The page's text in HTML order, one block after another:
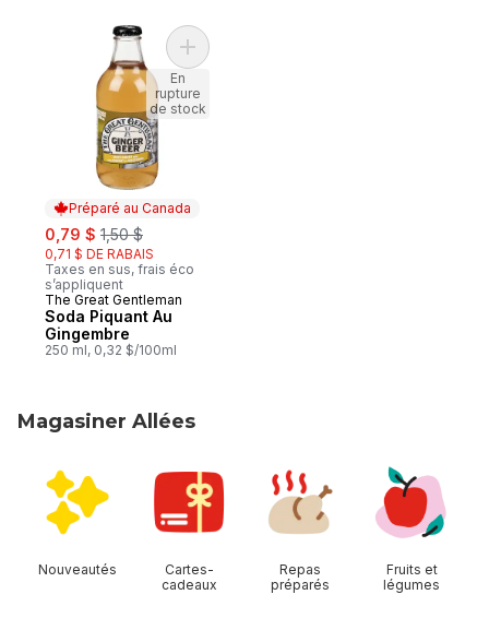
Préparé au Canada
sale:
0,79 $ , formerly:
1,50 $
0,71 $ DE RABAIS
Taxes en sus, frais éco
s’appliquent
Préparé au Canada
The Great Gentleman
Soda Piquant Au
Gingembre
250 ml, 0,32 $/100ml
Ajouter Soda Piquant Au Gingembre au
En
rupture
de stock
Magasiner Allées
Nouveautés
Cartes-
cadeaux
Repas
préparés
Fruits et
légumes